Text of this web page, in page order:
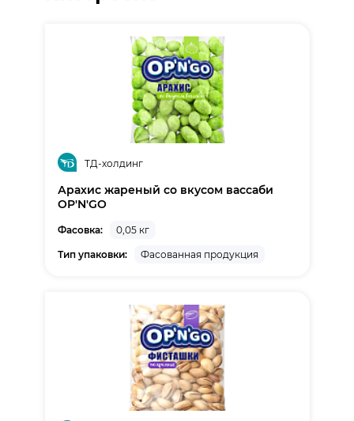
ТД-холдинг
Арахис жареный со вкусом вассаби
OP'N'GO
Фасовка:
0,05 кг
Тип упаковки:
Фасованная продукция